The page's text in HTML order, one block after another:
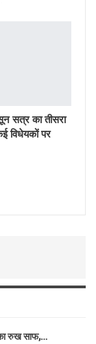
सत्र का तीसरा
विधेयकों पर
रुख साफ,…